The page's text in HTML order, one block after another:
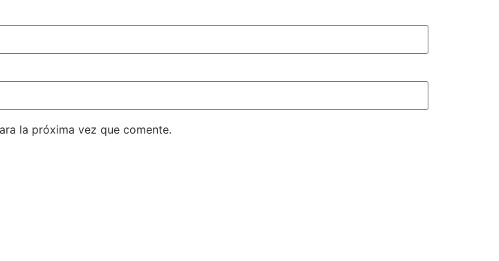
la próxima vez que comente.